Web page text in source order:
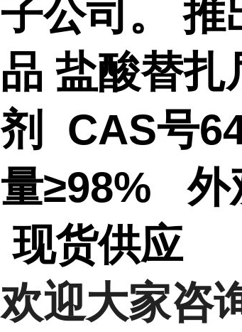
子公司。推
品 盐酸替
剂 CAS号
量≥98%
外
现货供应
欢迎大家咨